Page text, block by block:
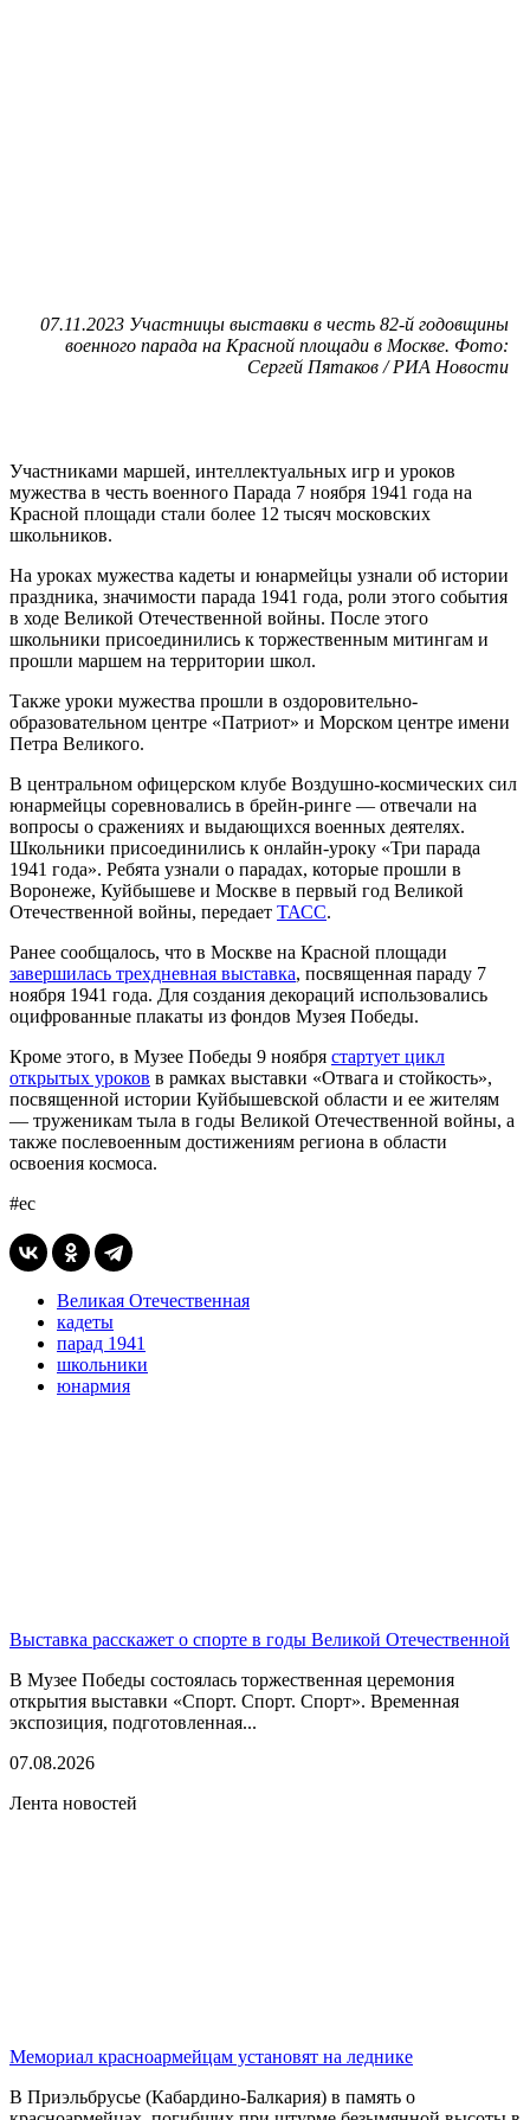
07.11.2023 Участницы выставки в честь 82-й годовщины
военного парада на Красной площади в Москве. Фото:
Сергей Пятаков / РИА Новости
Участниками маршей, интеллектуальных игр и уроков
мужества в честь военного Парада 7 ноября 1941 года на
Красной площади стали более 12 тысяч московских
школьников.
На уроках мужества кадеты и юнармейцы узнали об истории
праздника, значимости парада 1941 года, роли этого события
в ходе Великой Отечественной войны. После этого
школьники присоединились к торжественным митингам и
прошли маршем на территории школ.
Также уроки мужества прошли в оздоровительно-
образовательном центре «Патриот» и Морском центре имени
Петра Великого.
В центральном офицерском клубе Воздушно-космических сил
юнармейцы соревновались в брейн-ринге — отвечали на
вопросы о сражениях и выдающихся военных деятелях.
Школьники присоединились к онлайн-уроку «Три парада
1941 года». Ребята узнали о парадах, которые прошли в
Воронеже, Куйбышеве и Москве в первый год Великой
Отечественной войны, передает ТАСС.
Ранее сообщалось, что в Москве на Красной площади
завершилась трехдневная выставка, посвященная параду 7
ноября 1941 года. Для создания декораций использовались
оцифрованные плакаты из фондов Музея Победы.
Кроме этого, в Музее Победы 9 ноября стартует цикл
открытых уроков в рамках выставки «Отвага и стойкость»,
посвященной истории Куйбышевской области и ее жителям
— труженикам тыла в годы Великой Отечественной войны, а
также послевоенным достижениям региона в области
освоения космоса.
#ес
Великая Отечественная
кадеты
парад 1941
школьники
юнармия
Выставка расскажет о спорте в годы Великой Отечественной
В Музее Победы состоялась торжественная церемония
открытия выставки «Спорт. Спорт. Спорт». Временная
экспозиция, подготовленная...
07.08.2026
Лента новостей
Мемориал красноармейцам установят на леднике
В Приэльбрусье (Кабардино-Балкария) в память о